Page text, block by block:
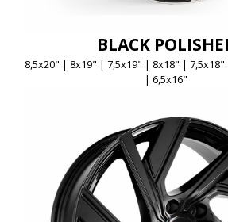
BLACK
8,5x20" | 8x19" | 7,5x19" | 8x18" |
| 6,5x16"